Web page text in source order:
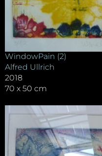
WindowPain (2)
Alfred Ullrich
2018
70 x 50 cm